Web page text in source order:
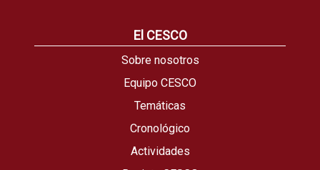
El CESCO
Sobre nosotros
Equipo CESCO
Temáticas
Cronológico
Actividades